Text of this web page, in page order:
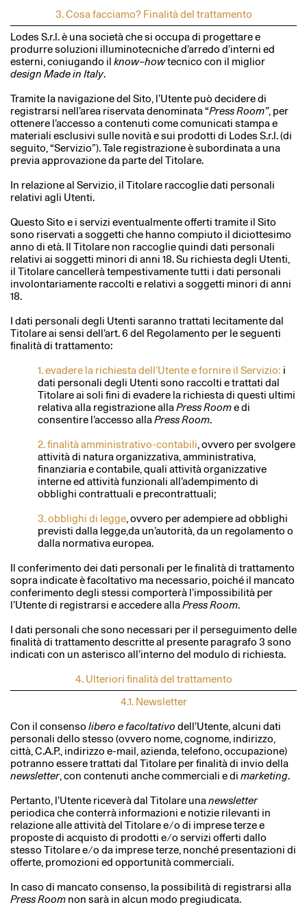
3. Cosa facciamo? Finalità del trattamento
Lodes S.r.l. è una società che si occupa di progettare e
produrre soluzioni illuminotecniche d’arredo d’interni ed
esterni, coniugando ilknow–howtecnico con il miglior
design Made in Italy.
Tramite la navigazione del Sito, l’Utente può decidere di
registrarsi nell’area riservata denominata “Press Room”, per
ottenere l’accesso a contenuti come comunicati stampa e
materiali esclusivi sulle novità e sui prodotti di Lodes S.r.l. (di
seguito, “Servizio”). Tale registrazione è subordinata a una
previa approvazione da parte del Titolare.
In relazione al Servizio, il Titolare raccoglie dati personali
relativi agli Utenti.
Questo Sito e i servizi eventualmente offerti tramite il Sito
sono riservati a soggetti che hanno compiuto il diciottesimo
anno di età. Il Titolare non raccoglie quindi dati personali
relativi ai soggetti minori di anni 18. Su richiesta degli Utenti,
il Titolare cancellerà tempestivamente tutti i dati personali
involontariamente raccolti e relativi a soggetti minori di anni
18.
I dati personali degli Utenti saranno trattati lecitamente dal
Titolare ai sensi dell’art. 6 del Regolamento per le seguenti
finalità di trattamento:
1. evadere la richiesta dell’Utente e fornire il Servizio: i
dati personali degli Utenti sono raccolti e trattati dal
Titolare ai soli fini di evadere la richiesta di questi ultimi
relativa alla registrazione allaPress Roome di
consentire l’accesso allaPress Room.
2. finalità amministrativo-contabili, ovvero per svolgere
attività di natura organizzativa, amministrativa,
finanziaria e contabile, quali attività organizzative
interne ed attività funzionali all’adempimento di
obblighi contrattuali e precontrattuali;
3. obblighi di legge, ovvero per adempiere ad obblighi
previsti dalla legge,da un’autorità, da un regolamento o
dalla normativa europea.
Il conferimento dei dati personali per le finalità di trattamento
sopra indicate è facoltativo ma necessario, poiché il mancato
conferimento degli stessi comporterà l’impossibilità per
l’Utente di registrarsi e accedere allaPress Room.
I dati personali che sono necessari per il perseguimento delle
finalità di trattamento descritte al presente paragrafo 3 sono
indicati con un asterisco all’interno del modulo di richiesta.
4. Ulteriori finalità del trattamento
4.1. Newsletter
Con il consensolibero e facoltativodell’Utente, alcuni dati
personali dello stesso (ovvero nome, cognome, indirizzo,
città, C.A.P., indirizzo e-mail, azienda, telefono, occupazione)
potranno essere trattati dal Titolare per finalità di invio della
newsletter, con contenuti anche commerciali e dimarketing.
Pertanto, l’Utente riceverà dal Titolare unanewsletter
periodica che conterrà informazioni e notizie rilevanti in
relazione alle attività del Titolare e ⁄ o di imprese terze e
proposte di acquisto di prodotti e ⁄ o servizi offerti dallo
stesso Titolare e ⁄ o da imprese terze, nonché presentazioni di
offerte, promozioni ed opportunità commerciali.
In caso di mancato consenso, la possibilità di registrarsi alla
Press Roomnon sarà in alcun modo pregiudicata.